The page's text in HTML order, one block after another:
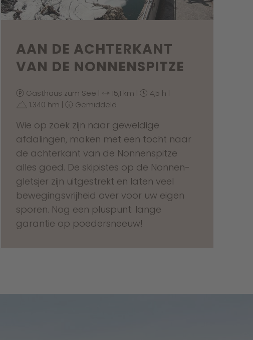
AAN DE ACHTERKANT
VAN DE NONNENSPITZE
Gasthaus zum See | 15,1 km |
4,5 h |
1.340 hm |
Gemiddeld
Wie op zoek zijn naar geweldige
afdalingen, maken met een tocht naar
de achterkant van de Nonnenspitze
alles goed. De skipistes op de Nonnen-
gletsjer zijn uitgestrekt en laten veel
bewegingsvrijheid over voor uw eigen
sporen. Nog een pluspunt: lange
garantie op poedersneeuw!